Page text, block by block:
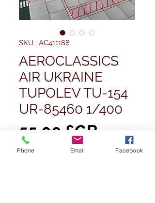
SKU : AC411188
AEROCLASSICS
AIR UKRAINE
TUPOLEV TU-154
UR-85460 1/400
55,00 £GB Prix
Phone Email Facebook